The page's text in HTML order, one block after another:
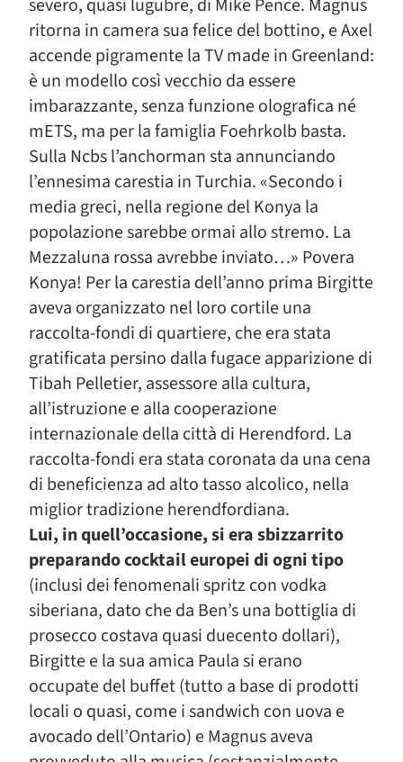
severo, quasi lugubre, di Mike Pence. Magnus
ritorna in camera sua felice del bottino, e Axel
accende pigramente la TV made in Greenland:
è un modello così vecchio da essere
imbarazzante, senza funzione olografica né
mETS, ma per la famiglia Foehrkolb basta.
Sulla Ncbs l’anchorman sta annunciando
l’ennesima carestia in Turchia. «Secondo i
media greci, nella regione del Konya la
popolazione sarebbe ormai allo stremo. La
Mezzaluna rossa avrebbe inviato…» Povera
Konya! Per la carestia dell’anno prima Birgitte
aveva organizzato nel loro cortile una
raccolta-fondi di quartiere, che era stata
gratificata persino dalla fugace apparizione di
Tibah Pelletier, assessore alla cultura,
all’istruzione e alla cooperazione
internazionale della città di Herendford. La
raccolta-fondi era stata coronata da una cena
di beneficienza ad alto tasso alcolico, nella
miglior tradizione herendfordiana.
Lui, in quell’occasione, si era sbizzarrito
preparando cocktail europei di ogni tipo
(inclusi dei fenomenali spritz con vodka
siberiana, dato che da Ben’s una bottiglia di
prosecco costava quasi duecento dollari),
Birgitte e la sua amica Paula si erano
occupate del buffet (tutto a base di prodotti
locali o quasi, come i sandwich con uova e
avocado dell’Ontario) e Magnus aveva